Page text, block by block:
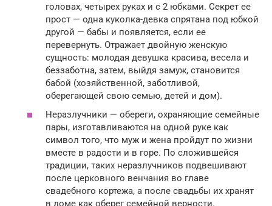
головах, четырех руках и с 2 юбками. Секрет ее
прост — одна куколка-девка спрятана под юбкой
другой — бабы и появляется, если ее
перевернуть. Отражает двойную женскую
сущность: молодая девушка красива, весела и
беззаботна, затем, выйдя замуж, становится
бабой (хозяйственной, заботливой,
оберегающей свою семью, детей и дом).
Неразлучники — обереги, охраняющие семейные
пары, изготавливаются на одной руке как
символ того, что муж и жена пройдут по жизни
вместе в радости и в горе. По сложившейся
традиции, таких неразлучников подвешивают
после церковного венчания во главе
свадебного кортежа, а после свадьбы их хранят
в доме как оберег семейной верности.